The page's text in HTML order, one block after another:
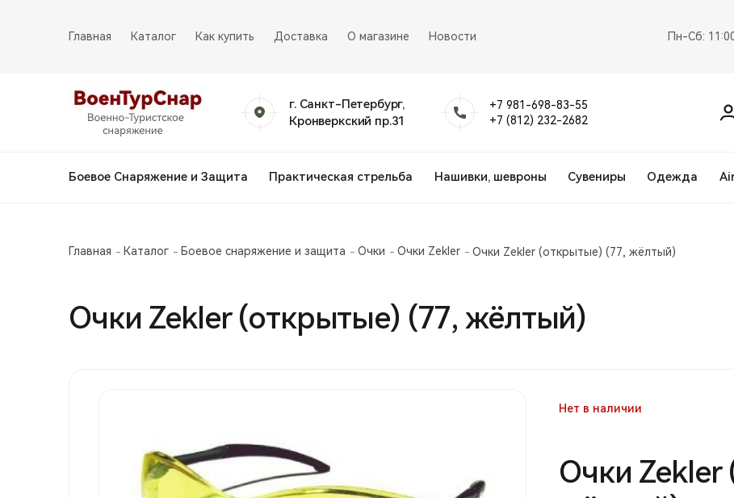
Главная Каталог Как купить Доставка О магазине Новости Пн-Сб:
г. Санкт-Петербург,
Кронверкский пр.31
+7 981-698-83-55
+7 (812) 232-2682
Боевое Снаряжение и Защита Практическая стрельба Нашивки, шевроны Сувениры Одежда
Главная Каталог Боевое снаряжение и защита Очки Очки Zekler Очки Zekler (открытые) (77, жёлтый)
Очки Zekler (открытые) (77, жёлтый)
Нет в наличии
Очки Zekler